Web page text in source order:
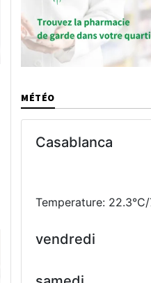
MÉTÉO
Casablanca
Temperature: 22.3°C/
vendredi